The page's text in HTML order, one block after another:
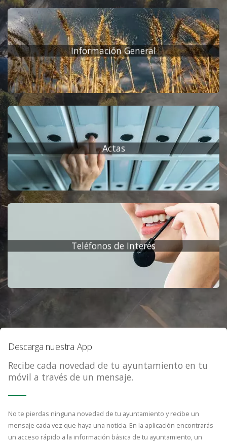
Información General
Actas
Teléfonos de Interés
Descarga nuestra App
Recibe cada novedad de tu ayuntamiento en tu
móvil a través de un mensaje.
No te pierdas ninguna novedad de tu ayuntamiento y recibe un
mensaje cada vez que haya una noticia. En la aplicación encontrarás
un acceso rápido a la información básica de tu ayuntamiento, un